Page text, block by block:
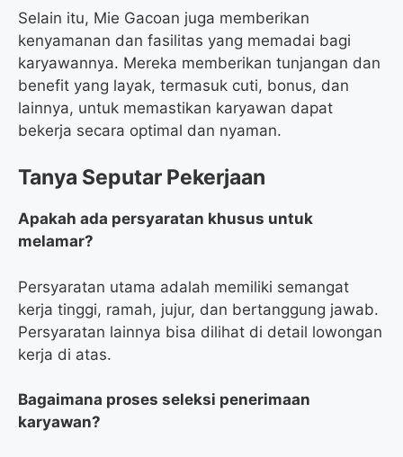
Selain itu, Mie Gacoan juga memberikan
kenyamanan dan fasilitas yang memadai bagi
karyawannya. Mereka memberikan tunjangan dan
benefit yang layak, termasuk cuti, bonus, dan
lainnya, untuk memastikan karyawan dapat
bekerja secara optimal dan nyaman.
Tanya Seputar Pekerjaan
Apakah ada persyaratan khusus untuk
melamar?
Persyaratan utama adalah memiliki semangat
kerja tinggi, ramah, jujur, dan bertanggung jawab.
Persyaratan lainnya bisa dilihat di detail lowongan
kerja di atas.
Bagaimana proses seleksi penerimaan
karyawan?